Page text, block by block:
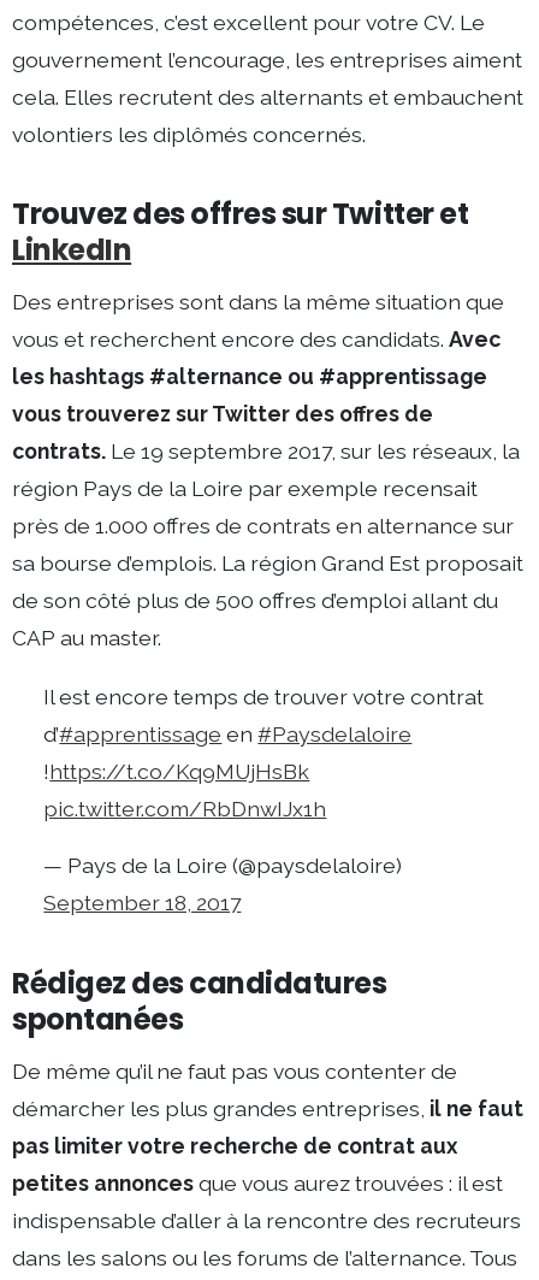
compétences, c’est excellent pour votre CV. Le
gouvernement l’encourage, les entreprises aiment
cela. Elles recrutent des alternants et embauchent
volontiers les diplômés concernés.
Trouvez des offres sur Twitter et
LinkedIn
Des entreprises sont dans la même situation que
vous et recherchent encore des candidats. Avec
les hashtags #alternance ou #apprentissage
vous trouverez sur Twitter des offres de
contrats. Le 19 septembre 2017, sur les réseaux, la
région Pays de la Loire par exemple recensait
près de 1.000 offres de contrats en alternance sur
sa bourse d’emplois. La région Grand Est proposait
de son côté plus de 500 offres d’emploi allant du
CAP au master.
Il est encore temps de trouver votre contrat
d’#apprentissage en#Paysdelaloire
!https://t.co/Kq9MUjHsBk
pic.twitter.com/RbDnwIJx1h
— Pays de la Loire (@paysdelaloire)
September 18, 2017
Rédigez des candidatures
spontanées
De même qu’il ne faut pas vous contenter de
démarcher les plus grandes entreprises, il ne faut
pas limiter votre recherche de contrat aux
petites annoncesque vous aurez trouvées : il est
indispensable d’aller à la rencontre des recruteurs
dans les salons ou les forums de l’alternance. Tous